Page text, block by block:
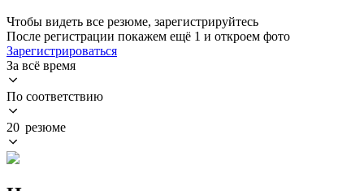
Чтобы видеть все резюме, зарегистрируйтесь
После регистрации покажем ещё 1 и откроем фото
Зарегистрироваться
За всё время
По соответствию
20 резюме